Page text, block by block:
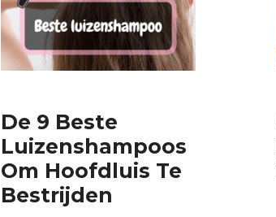
De 9 Beste
Luizenshampoos
Om Hoofdluis Te
Bestrijden